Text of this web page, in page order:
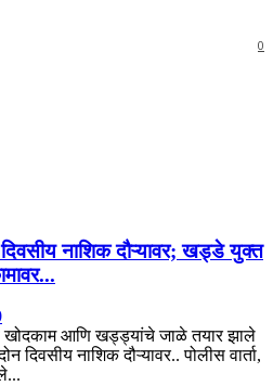
0
नाशिक दौऱ्यावर; खड्डे युक्त
खोदकाम आणि खड्ड्यांचे जाळे तयार झाले
दिवसीय नाशिक दौऱ्यावर.. पोलीस वार्ता,